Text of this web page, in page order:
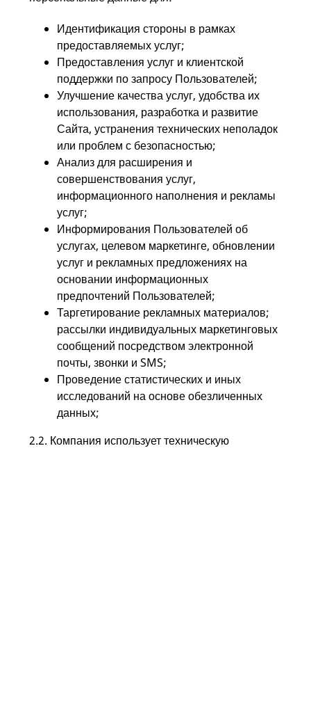
Идентификация стороны в рамках
предоставляемых услуг;
Предоставления услуг и клиентской
поддержки по запросу Пользователей;
Улучшение качества услуг, удобства их
использования, разработка и развитие
Сайта, устранения технических неполадок
или проблем с безопасностью;
Анализ для расширения и
совершенствования услуг,
информационного наполнения и рекламы
услуг;
Информирования Пользователей об
услугах, целевом маркетинге, обновлении
услуг и рекламных предложениях на
основании информационных
предпочтений Пользователей;
Таргетирование рекламных материалов;
рассылки индивидуальных маркетинговых
сообщений посредством электронной
почты, звонки и SMS;
Проведение статистических и иных
исследований на основе обезличенных
данных;
2.2. Компания использует техническую